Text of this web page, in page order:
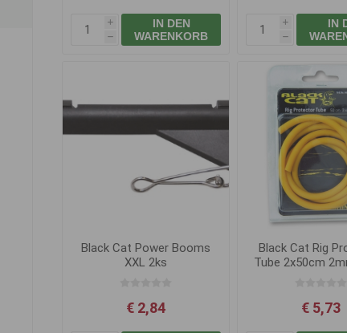
i
h
IN DEN
WARENKORB
i
h
IN
Black Cat Power Booms
XXL 2ks
€ 2,84
Black Cat Rig
Tube 2x50cm
€ 5,73